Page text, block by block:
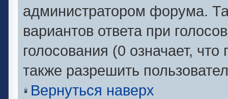
администратором форума.
вариантов ответа при
голосования (0 означает,
также разрешить
Вернуться наверх